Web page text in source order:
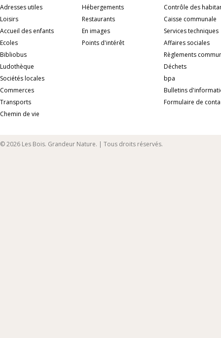
Adresses utiles
Loisirs
Accueil des enfants
Ecoles
Bibliobus
Ludothèque
Sociétés locales
Commerces
Transports
Chemin de vie
Hébergements
Restaurants
En images
Points d'intérêt
Contrôle des
Caisse communale
Services techniques
Affaires sociales
Règlements
Déchets
bpa
Bulletins
Formulaire de
© 2026 Les Bois. Grandeur Nature. | Tous droits réservés.